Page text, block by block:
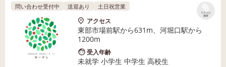
リストに
保存
問い合わせ受付中 送迎あり 土日祝営業
アクセス
東部市場前駅から631m、河堀口駅から
1200m
受入年齢
未就学 小学生 中学生 高校生